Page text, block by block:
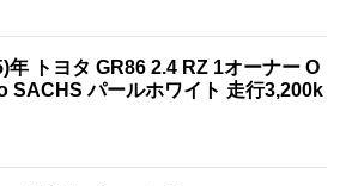
年 トヨタ GR86 2.4 RZ 1オーナー O
SACHS パールホワイト 走行3,200k